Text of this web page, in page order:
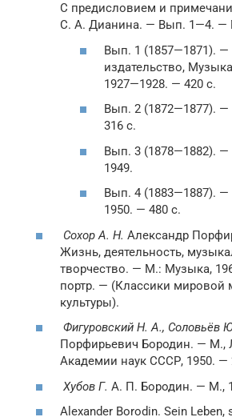
С предисловием и
С. А. Дианина. — Вып. 1—4. —
Вып. 1 (1857—1871). —
издательство,
1927—1928. — 420 с.
Вып. 2 (1872—1877). —
316 с.
Вып. 3 (1878—1882). —
1949.
Вып. 4 (1883—1887). —
1950. — 480 с.
Сохор А. Н. Александр
Жизнь, деятельность,
творчество. — М.: Музыка,
портр. — (Классики мировой
культуры).
Фигуровский Н. А., Соловьёв
Порфирьевич Бородин. — М.,
Академии наук СССР, 1950. —
Хубов Г. А. П. Бородин. — М.,
Alexander Borodin. Sein Leben,